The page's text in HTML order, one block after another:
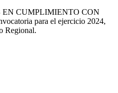
EN CUMPLIMIENTO CON
para el ejercicio 2024,
Regional.